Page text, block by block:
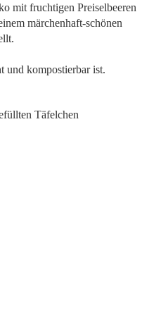
mit fruchtigen Preiselbeeren
märchenhaft-schönen
und kompostierbar ist.
Täfelchen